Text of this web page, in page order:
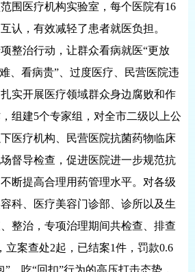
围医疗机构实验室，每个医院有16
认，有效减轻了患者就医负担。
治行动，让群众看病就医“更放
、看病贵”、过度医疗、民营医院违
实开展医疗领域群众身边腐败和作
组建5个专家组，对全市二级以上公
医疗机构、民营医院抗菌药物临床
督导检查，促进医院进一步规范抗
断提高合理用药管理水平。对各级
科、医疗美容门诊部、诊所以及生
整治，专项治理期间共检查、排查
立案查处2起，已结案1件，罚款0.6
、吃“回扣”行为的高压打击态势，